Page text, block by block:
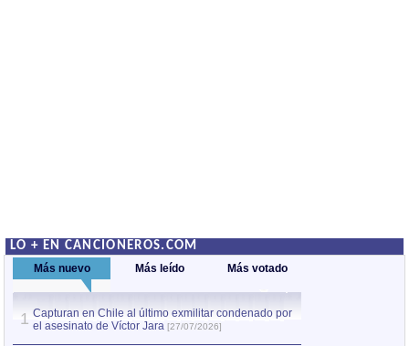
LO + EN CANCIONEROS.COM
Más nuevo Más leído Más votado
1 Capturan en Chile al último exmilitar condenado por
el asesinato de Víctor Jara [27/07/2026]